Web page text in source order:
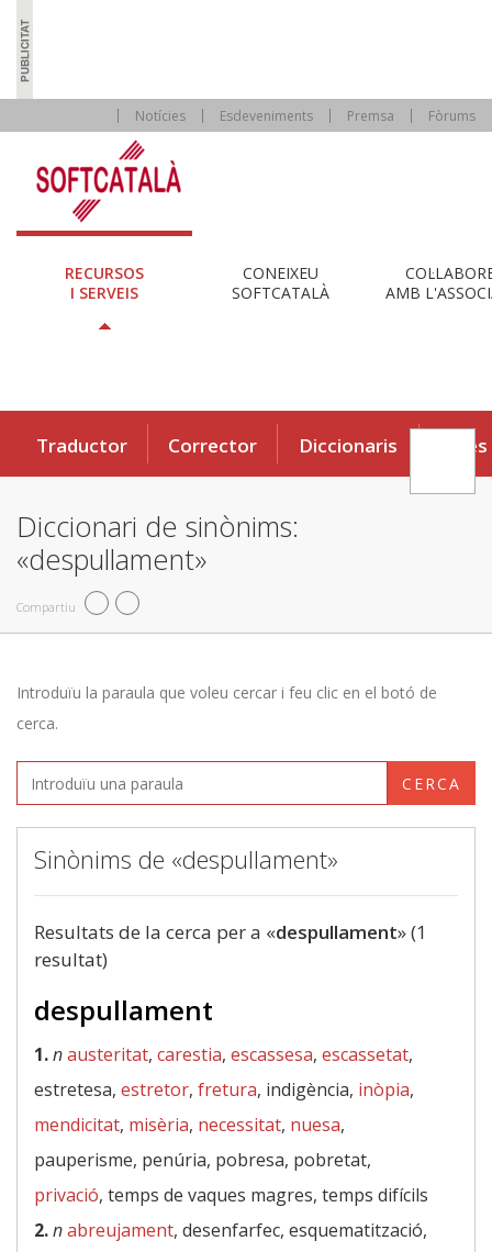
Notícies Esdeveniments Premsa Fòrums
RECURSOS
I SERVEIS
CONEIXEU
SOFTCATALÀ
AMB
Traductor Corrector Diccionaris Eines
Diccionari de sinònims:
«despullament»
Compartiu
Introduïu la paraula que voleu cercar i feu clic en el botó de
cerca.
CERCA
Sinònims de «despullament»
Resultats de la cerca per a «despullament» (1
resultat)
despullament
1.nausteritat, carestia, escassesa, escassetat,
estretesa, estretor, fretura, indigència, inòpia,
mendicitat, misèria, necessitat, nuesa,
pauperisme, penúria, pobresa, pobretat,
privació, temps de vaques magres, temps difícils
2.nabreujament, desenfarfec, esquematització,